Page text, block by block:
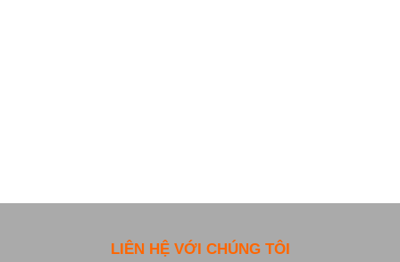
LIÊN HỆ VỚI CHÚNG TÔI